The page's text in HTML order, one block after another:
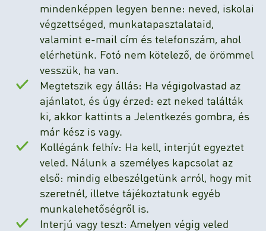
mindenképpen legyen benne: neved, iskolai
végzettséged, munkatapasztalataid,
valamint e-mail cím és telefonszám, ahol
elérhetünk. Fotó nem kötelező, de örömmel
vesszük, ha van.
Megtetszik egy állás: Ha végigolvastad az
ajánlatot, és úgy érzed: ezt neked találták
ki, akkor kattints a Jelentkezés gombra, és
már kész is vagy.
Kollégánk felhív: Ha kell, interjút egyeztet
veled. Nálunk a személyes kapcsolat az
első: mindig elbeszélgetünk arról, hogy mit
szeretnél, illetve tájékoztatunk egyéb
munkalehetőségről is.
Interjú vagy teszt: Amelyen végig veled